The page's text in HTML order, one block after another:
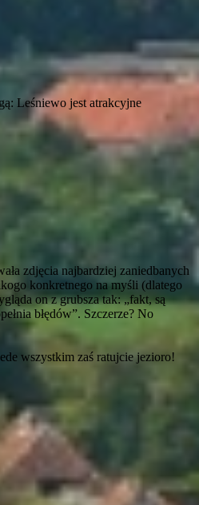
Leśniewo jest atrakcyjne
zdjęcia najbardziej zaniedbanych
konkretnego na myśli (dlatego
on z grubsza tak: „fakt, są
błędów”. Szczerze? No
wszystkim zaś ratujcie jezioro!